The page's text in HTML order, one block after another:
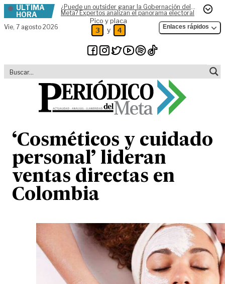
Skip to content
ÚLTIMA
HORA
¿Puede un outsider ganar la Gobernación del
Meta? Expertos analizan el panorama electoral
Vie, 7 agosto 2026
Pico y placa
3 y 4 Enlaces rápidos
‘Cosméticos y cuidado
personal’ lideran
ventas directas en
Colombia